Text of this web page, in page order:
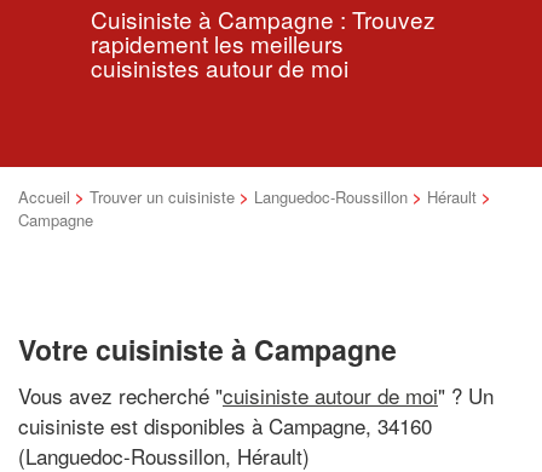
Cuisiniste à Campagne : Trouvez
rapidement les meilleurs
cuisinistes autour de moi
Accueil > Trouver un cuisiniste > Languedoc-Roussillon > Hérault >
Campagne
Votre cuisiniste à Campagne
Vous avez recherché "cuisiniste autour de moi" ? Un
cuisiniste est disponibles à Campagne, 34160
(Languedoc-Roussillon, Hérault)